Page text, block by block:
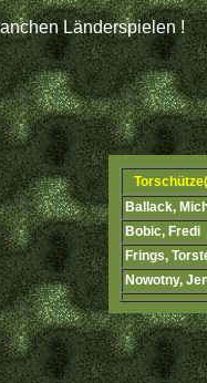
Länderspielen !
Ballack,
Bobic, Fredi
Frings,
Nowotny,